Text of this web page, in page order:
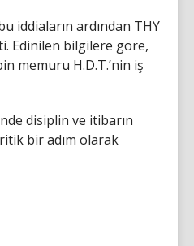
iddiaların ardından THY
Edinilen bilgilere göre,
memuru H.D.T.’nin iş
disiplin ve itibarın
bir adım olarak